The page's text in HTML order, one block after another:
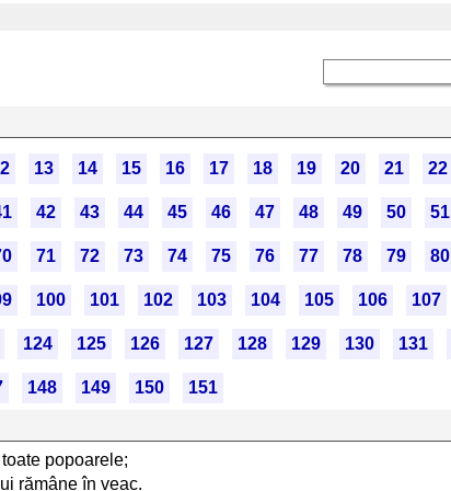
13 14 15 16 17 18 19 20 21 22
42 43 44 45 46 47 48 49 50 51
71 72 73 74 75 76 77 78 79 80
100 101 102 103 104 105 106 107
124 125 126 127 128 129 130 131
148 149 150
151
popoarele;
rămâne în veac.